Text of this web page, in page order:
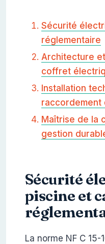
Sécurité
réglementaire
Architecture
coffret
Installation
raccordement
Maîtrise de la
gestion
Sécurité
piscine et
La norme NF C